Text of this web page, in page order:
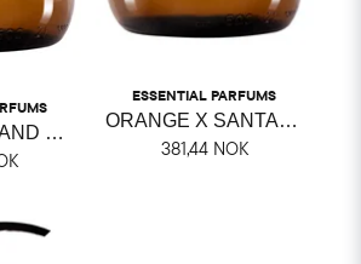
THE MUSC HAND & BODY SOAP
ESSENTIAL PARFUMS
ORANGE X SANTAL HAND & BODY SOAP
381,44 NOK